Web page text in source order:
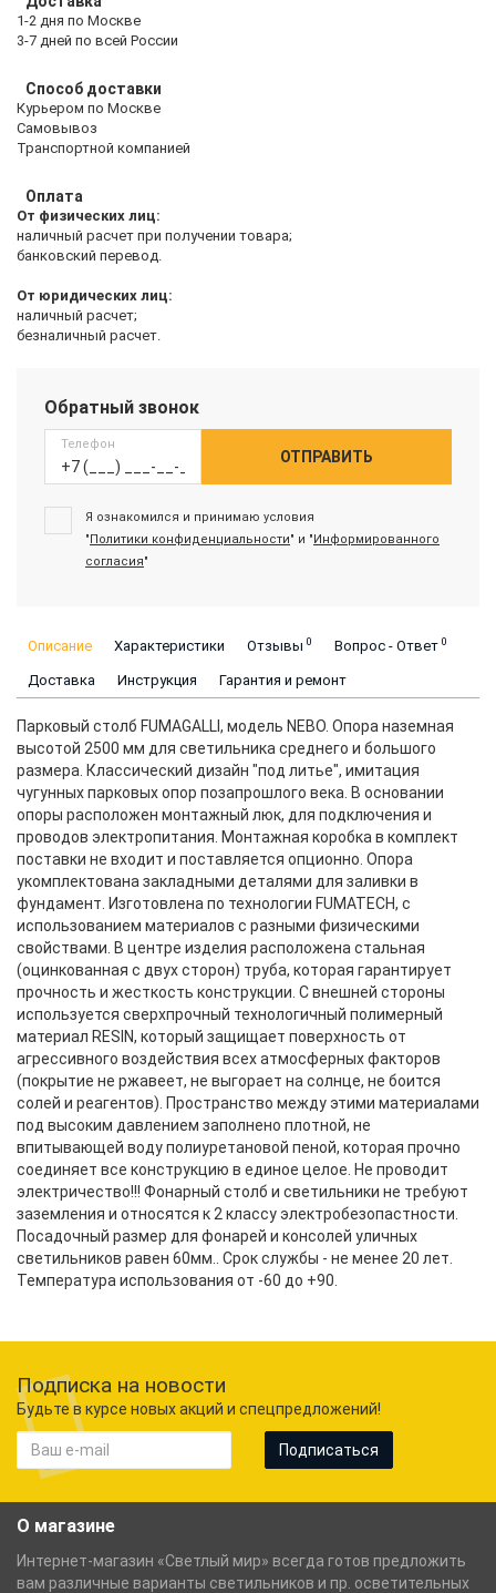
1-2 дня по Москве
3-7 дней по всей России
Способ доставки
Курьером по Москве
Самовывоз
Транспортной компанией
Оплата
От физических лиц:
наличный расчет при получении товара;
банковский перевод.
От юридических лиц:
наличный расчет;
безналичный расчет.
Обратный звонок
Телефон
ОТПРАВИТЬ
Я ознакомился и принимаю условия
"Политики конфиденциальности" и "Информированного
согласия"
Описание Характеристики Отзывы 0 Вопрос - Ответ 0
Доставка Инструкция Гарантия и ремонт
Парковый столб FUMAGALLI, модель NEBO. Опора наземная
высотой 2500 мм для светильника среднего и большого
размера. Классический дизайн "под литье", имитация
чугунных парковых опор позапрошлого века. В основании
опоры расположен монтажный люк, для подключения и
проводов электропитания. Монтажная коробка в комплект
поставки не входит и поставляется опционно. Опора
укомплектована закладными деталями для заливки в
фундамент. Изготовлена по технологии FUMATECH, с
использованием материалов с разными физическими
свойствами. В центре изделия расположена стальная
(оцинкованная с двух сторон) труба, которая гарантирует
прочность и жесткость конструкции. С внешней стороны
используется сверхпрочный технологичный полимерный
материал RESIN, который защищает поверхность от
агрессивного воздействия всех атмосферных факторов
(покрытие не ржавеет, не выгорает на солнце, не боится
солей и реагентов). Пространство между этими материалами
под высоким давлением заполнено плотной, не
впитывающей воду полиуретановой пеной, которая прочно
соединяет все конструкцию в единое целое. Не проводит
электричество!!! Фонарный столб и светильники не требуют
заземления и относятся к 2 классу электробезопастности.
Посадочный размер для фонарей и консолей уличных
светильников равен 60мм.. Срок службы - не менее 20 лет.
Температура использования от -60 до +90.
Подписка на новости
Будьте в курсе новых акций и спецпредложений!
Подписаться
О магазине
Интернет-магазин «Светлый мир» всегда готов предложить
вам различные варианты светильников и пр. осветительных